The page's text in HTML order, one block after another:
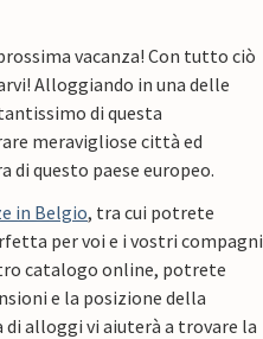
vacanza! Con tutto ciò
Alloggiando in una delle
di questa
meravigliose città ed
di questo paese europeo.
in Belgio, tra cui potrete
per voi e i vostri compagni
catalogo online, potrete
e la posizione della
alloggi vi aiuterà a trovare la